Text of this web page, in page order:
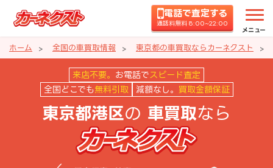
電話で査定する
通話料無料 8:00~22:00
メニュー
ホーム 全国の車買取情報 東京都の車買取ならカーネクスト
東京都港区の車買取ならカーネ
来店不要。 お電話で スピード査定
全国どこでも 無料引取 減額なし。 買取金額保証
東京都港区の 車買取なら